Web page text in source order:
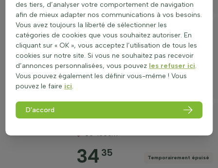
Laurier Rose / Nerium
Oleander Arbuste 70-80 cm
Nérion laurier-rose
70-80cm
2390 Temporairement épuisé
80-100cm
34 35 Temporairement épuisé
des tiers, d’analyser votre comportement de navigation
afin de mieux adapter nos communications à vos besoins.
Vous avez toujours la liberté de sélectionner les
catégories de cookies que vous souhaitez autoriser. En
cliquant sur « OK », vous acceptez l’utilisation de tous les
cookies sur notre site. Si vous ne souhaitez pas recevoir
d’annonces personnalisées, vous pouvez les refuser ici.
Vous pouvez également les définir vous-même ! Vous
pouvez le faire ici.
D'accord